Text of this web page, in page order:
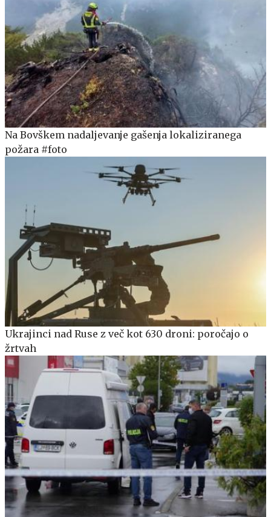
Na Bovškem nadaljevanje gašenja lokaliziranega
požara #foto
Ukrajinci nad Ruse z več kot 630 droni: poročajo o
žrtvah